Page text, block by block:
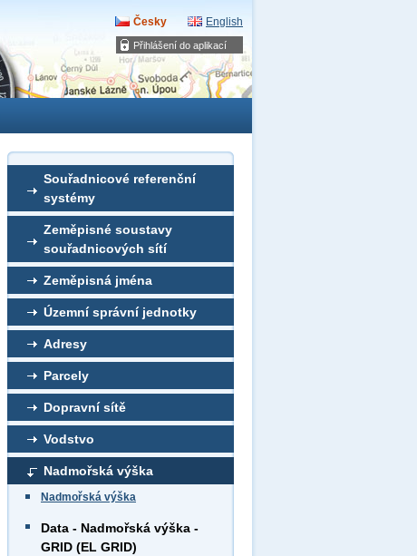
Přihlášení do aplikací
Česky English
Souřadnicové referenční
systémy
Zeměpisné soustavy
souřadnicových sítí
Zeměpisná jména
Územní správní jednotky
Adresy
Parcely
Dopravní sítě
Vodstvo
Nadmořská výška
Nadmořská výška
Data - Nadmořská výška -
GRID (EL GRID)